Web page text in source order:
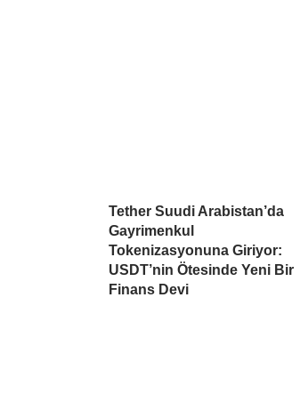
Tether Suudi Arabistan’da
Gayrimenkul
Tokenizasyonuna Giriyor:
USDT’nin Ötesinde Yeni Bir
Finans Devi